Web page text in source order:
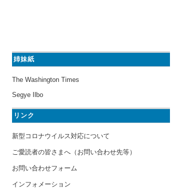
姉妹紙
The Washington Times
Segye Ilbo
リンク
新型コロナウイルス対応について
ご愛読者の皆さまへ（お問い合わせ先等）
お問い合わせフォーム
インフォメーション